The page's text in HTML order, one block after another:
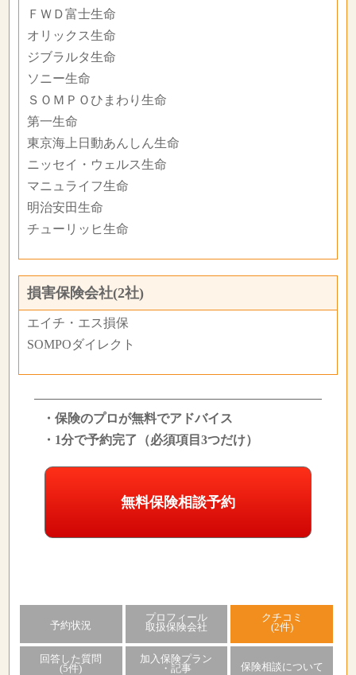
ＦＷＤ富士生命
オリックス生命
ジブラルタ生命
ソニー生命
ＳＯＭＰＯひまわり生命
第一生命
東京海上日動あんしん生命
ニッセイ・ウェルス生命
マニュライフ生命
明治安田生命
チューリッヒ生命
損害保険会社(2社)
エイチ・エス損保
SOMPOダイレクト
・保険のプロが無料でアドバイス
・1分で予約完了（必須項目3つだけ）
無料保険相談予約
予約状況
プロフィール
取扱保険会社
クチコミ
(2件)
回答した質問
(5件)
加入保険プラン
・記事
保険相談について